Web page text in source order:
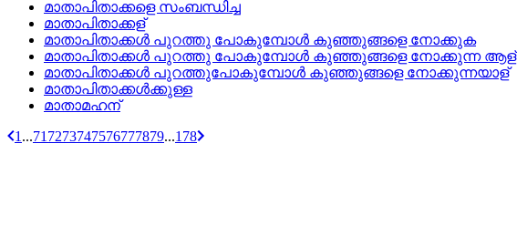
മാതാപിതാക്കളെ സംബന്ധിച്ച
മാതാപിതാക്കള്
മാതാപിതാക്കള്‍ പുറത്തു പോകുമ്പോള്‍ കുഞ്ഞുങ്ങളെ നോക്കുക
മാതാപിതാക്കള്‍ പുറത്തു പോകുമ്പോള്‍ കുഞ്ഞുങ്ങളെ നോക്കുന്ന ആള്
മാതാപിതാക്കള്‍ പുറത്തുപോകുമ്പോള്‍ കുഞ്ഞുങ്ങളെ നോക്കുന്നയാള്
മാതാപിതാക്കള്‍ക്കുള്ള
മാതാമഹന്
1 ...71 7273747576777879...178